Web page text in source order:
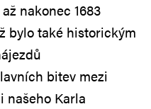
nakonec 1683
bylo také historickým
bitev mezi
našeho Karla